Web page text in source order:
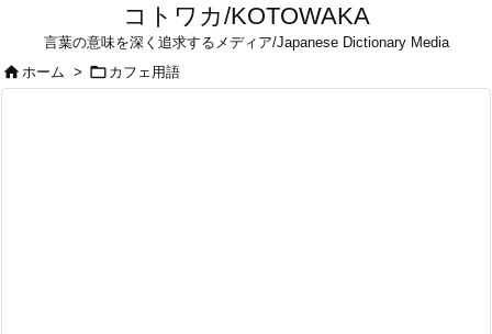
コトワカ/KOTOWAKA
言葉の意味を深く追求するメディア/Japanese Dictionary Media
ホーム >  カフェ用語